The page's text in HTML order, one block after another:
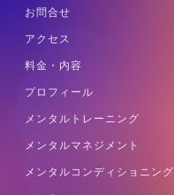
お問合せ
アクセス
料金・内容
プロフィール
メンタルトレーニング
メンタルマネジメント
メンタルコンディショニング